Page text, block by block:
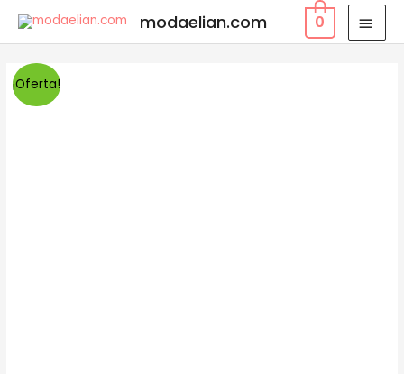
modaelian.com 0
¡Oferta!